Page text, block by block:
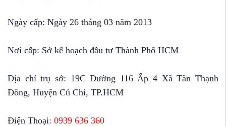
Ngày cấp: Ngày 26 tháng 03 năm 2013
Nơi cấp: Sở kế hoạch đầu tư Thành Phố HCM
Địa chỉ trụ sở: 19C Đường 116 Ấp 4 Xã Tân Thạnh
Đông, Huyện Củ Chi, TP.HCM
Điện Thoại: 0939 636 360